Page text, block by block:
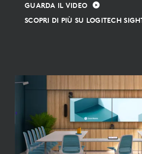
GUARDA IL VIDEO
SCOPRI DI PIÙ SU LOGITECH